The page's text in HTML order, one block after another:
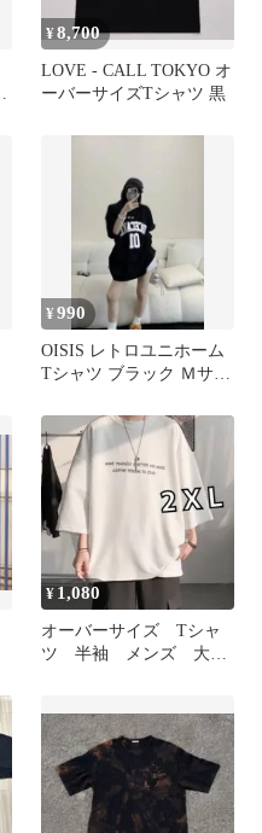
¥8,700
LOVE - CALL TOKYO オ
ーバーサイズTシャツ 黒
¥990
OISIS レトロユニホーム
Tシャツ ブラック Ｍサイ
¥1,080
オーバーサイズ Tシャ
ツ 半袖 メンズ 大き